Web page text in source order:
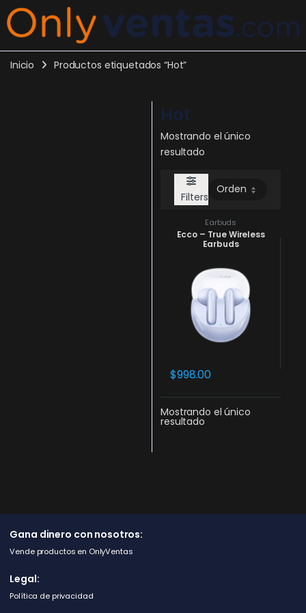
Inicio Productos etiquetados “Hot”
Hot
Mostrando el único
resultado
Filters
Earbuds
Ecco – True Wireless
Earbuds
$998.00
Mostrando el único
resultado
Gana dinero con nosotros:
Vende productos en OnlyVentas
Legal:
Política de privacidad